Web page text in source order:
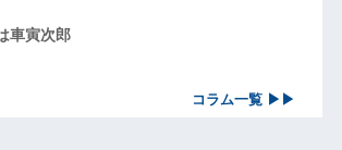
車寅次郎
コラム一覧 ▶▶